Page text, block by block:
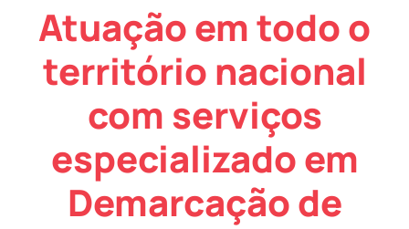
Atuação em todo o
território nacional
com serviços
especializado em
Demarcação de